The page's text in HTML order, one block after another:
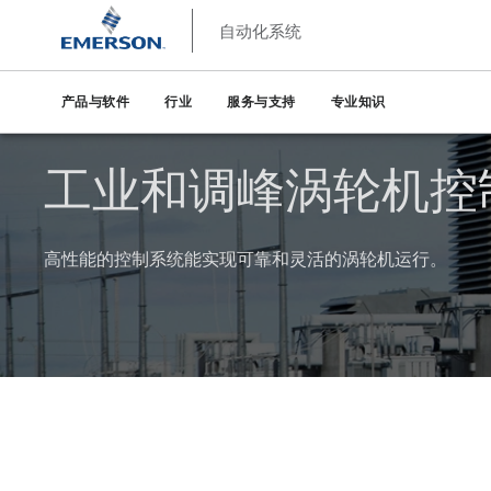
自动化系统
产品与软件 行业 服务与支持 专业知识
工业和调峰涡轮机
高性能的控制系统能实现可靠和灵活的涡轮机运行。